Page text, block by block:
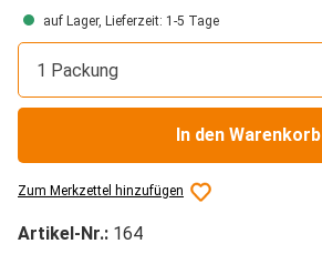
auf Lager, Lieferzeit: 1-5 Tage
1 Packung
In den Warenkorb
Zum Merkzettel hinzufügen
Artikel-Nr.: 164